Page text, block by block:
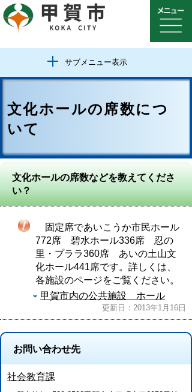
サブメニュー表示
文化ホールの席数につ
いて
文化ホールの席数などを教えてくださ
い？
固定席であいこうか市民ホール
772席 碧水ホール336席 忍の
里・プララ360席 あいの土山文
化ホール441席です。詳しくは、
各施設のページをご覧ください。
甲賀市内の公共施設 ホール
更新日：2013年1月16日
お問い合わせ先
社会教育課